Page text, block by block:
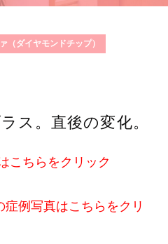
（ダイヤモンドチップ）
ス。直後の変化。
こちらをクリック
症例写真はこちらをクリ